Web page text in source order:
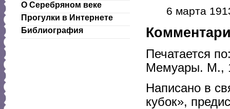
О Серебряном веке
Прогулки в Интернете
Библиография
6 марта
Печатается
Мемуары. М.,
Написано в
кубок»,